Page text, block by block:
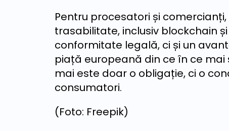
Pentru procesatori și
trasabilitate, inclusiv blockchain
conformitate legală, ci și un
piață europeană din ce în ce
mai este doar o obligație, ci o
consumatori.
(Foto: Freepik)